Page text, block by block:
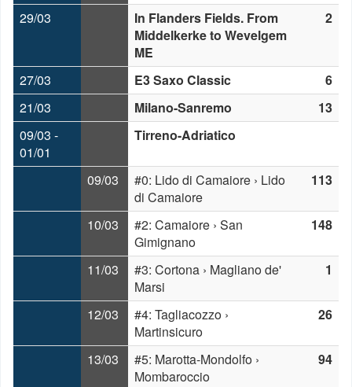
29/03
In Flanders Fields. From
Middelkerke to Wevelgem
ME
2
27/03 E3 Saxo Classic
6
21/03
Milano-Sanremo
13
09/03 -
01/01
Tirreno-Adriatico
09/03
#0: Lido di Camaiore › Lido
di Camaiore
113
10/03
#2: Camaiore › San
Gimignano
148
11/03
#3: Cortona › Magliano de'
Marsi
1
12/03
#4: Tagliacozzo ›
Martinsicuro
26
13/03
#5: Marotta-Mondolfo ›
Mombaroccio
94